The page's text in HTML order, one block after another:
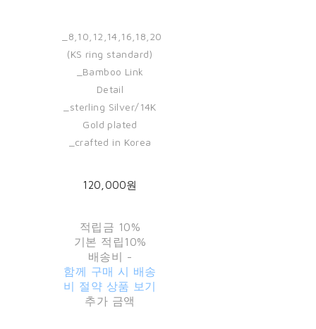
_8,10,12,14,16,18,20
(KS ring standard)
_Bamboo Link
Detail
_sterling Silver/14K
Gold plated
_crafted in Korea
120,000원
적립금 10%
기본 적립 10%
배송비 -
함께 구매 시 배송
비 절약 상품 보기
추가 금액